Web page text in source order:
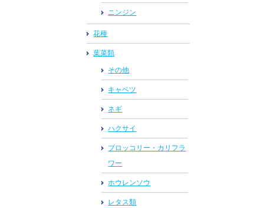
ニンジン
花種
葉菜類
その他
キャベツ
ネギ
ハクサイ
ブロッコリー・カリフラ
ワー
ホウレンソウ
レタス類